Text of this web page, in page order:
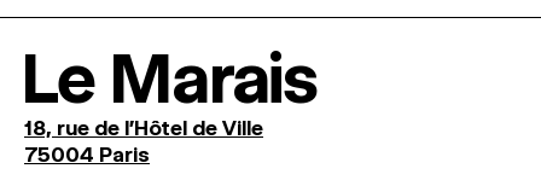
Le Marais
18, rue de l'Hôtel de Ville
75004 Paris